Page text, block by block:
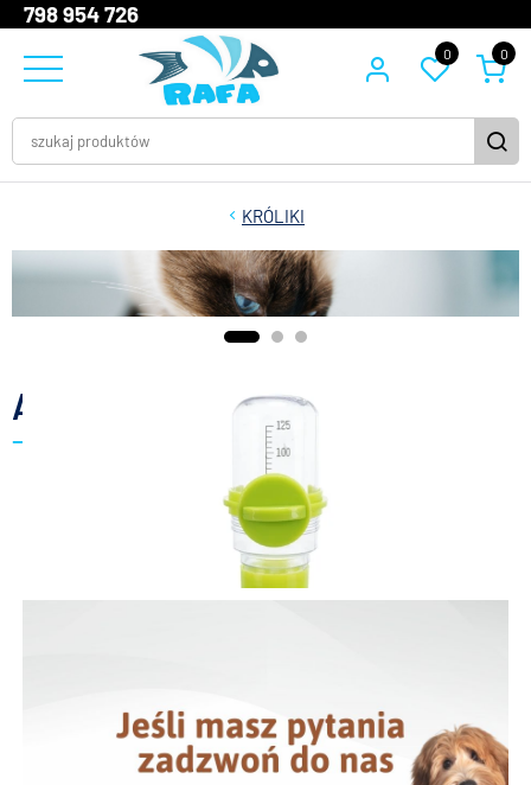
798 954 726
0 0
KRÓLIKI
Akcesoria
miski
poideka